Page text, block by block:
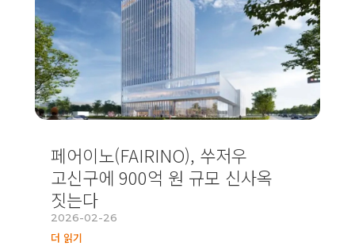
페어이노(FAIRINO), 쑤저우
고신구에 900억 원 규모 신사옥
짓는다
2026-02-26
더 읽기